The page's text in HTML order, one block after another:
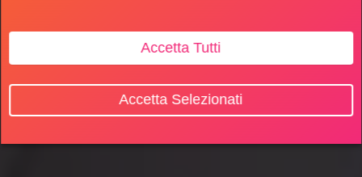
Accetta Tutti
Accetta Selezionati